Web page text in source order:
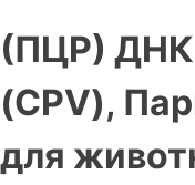
(ПЦР) ДНК
(CPV),
для